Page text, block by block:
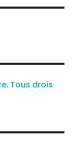
. Tous drois